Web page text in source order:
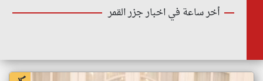
أخر ساعة في اخبار جزر القمر